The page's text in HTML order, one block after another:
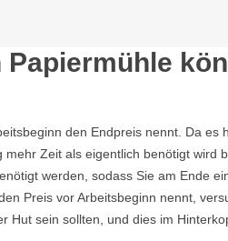
den Endpreis nennt. Da
Zeit als eigentlich benötigt wird
werden, sodass Sie am Ende
Preis vor Arbeitsbeginn nennt,
sein sollten, und dies im